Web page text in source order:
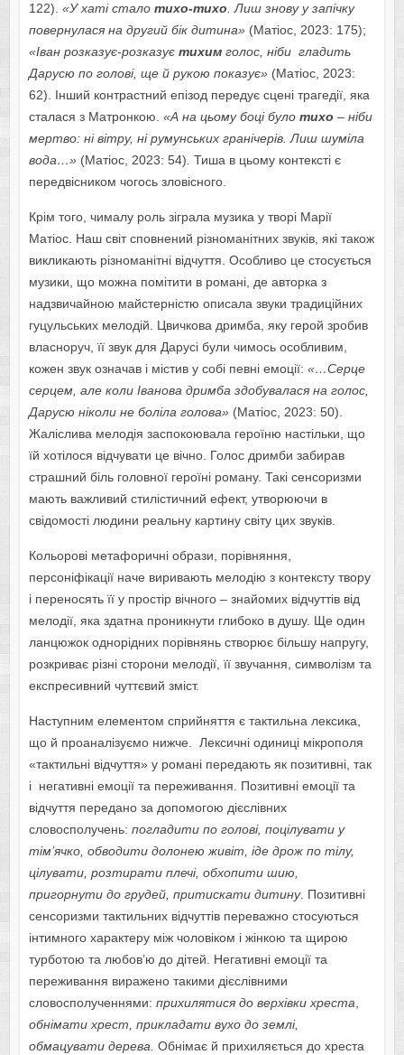
122). «У хаті стало тихо-тихо. Лиш знову у запічку
повернулася на другий бік дитина»(Матіос, 2023: 175);
«Іван розказує-розказує тихимголос, ніби гладить
Дарусю по голові, ще й рукою показує»(Матіос, 2023:
62). Інший контрастний епізод передує сцені трагедії, яка
сталася з Матронкою. «А на цьому боці було тихо – ніби
мертво: ні вітру, ні румунських гранічерів. Лиш шуміла
вода…»(Матіос, 2023: 54). Тиша в цьому контексті є
передвісником чогось зловісного.
Крім того, чималу роль зіграла музика у творі Марії
Матіос. Наш світ сповнений різноманітних звуків, які також
викликають різноманітні відчуття. Особливо це стосується
музики, що можна помітити в романі, де авторка з
надзвичайною майстерністю описала звуки традиційних
гуцульських мелодій. Цвичкова дримба, яку герой зробив
власноруч, її звук для Дарусі були чимось особливим,
кожен звук означав і містив у собі певні емоції: «…Серце
серцем, але коли Іванова дримба здобувалася на голос,
Дарусю ніколи не боліла голова»(Матіос, 2023: 50).
Жаліслива мелодія заспокоювала героїню настільки, що
їй хотілося відчувати це вічно. Голос дримби забирав
страшний біль головної героїні роману. Такі сенсоризми
мають важливий стилістичний ефект, утворюючи в
свідомості людини реальну картину світу цих звуків.
Кольорові метафоричні образи, порівняння,
персоніфікації наче виривають мелодію з контексту твору
і переносять її у простір вічного – знайомих відчуттів від
мелодії, яка здатна проникнути глибоко в душу. Ще один
ланцюжок однорідних порівнянь створює більшу напругу,
розкриває різні сторони мелодії, її звучання, символізм та
експресивний чуттєвий зміст.
Наступним елементом сприйняття є тактильна лексика,
що й проаналізуємо нижче. Лексичні одиниці мікрополя
«тактильні відчуття» у романі передають як позитивні, так
і негативні емоції та переживання. Позитивні емоції та
відчуття передано за допомогою дієслівних
словосполучень: погладити по голові, поцілувати у
тім’ячко, обводити долонею живіт, іде дрож по тілу,
цілувати, розтирати плечі, обхопити шию,
пригорнути до грудей, притискати дитину. Позитивні
сенсоризми тактильних відчуттів переважно стосуються
інтимного характеру між чоловіком і жінкою та щирою
турботою та любов’ю до дітей. Негативні емоції та
переживання виражено такими дієслівними
словосполученнями: прихилятися до верхівки хреста,
обнімати хрест, прикладати вухо до землі,
обмацувати дерева. Обнімає й прихиляється до хреста